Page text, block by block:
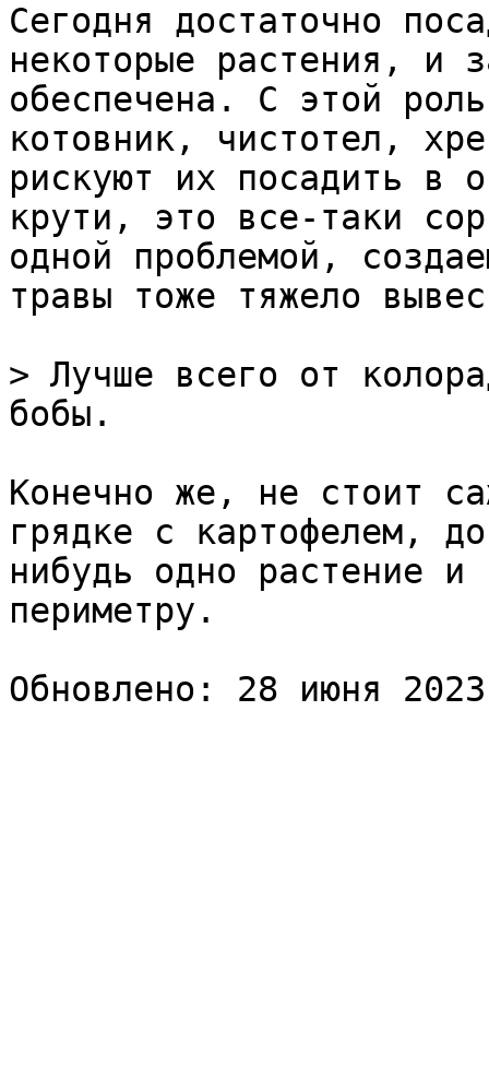
Сегодня достаточно
некоторые растения, и
обеспечена. С этой
котовник, чистотел,
рискуют их посадить в
крути, это все-таки
одной проблемой,
травы тоже тяжело
> Лучше всего от
бобы.
Конечно же, не стоит
грядке с картофелем,
нибудь одно растение
периметру.